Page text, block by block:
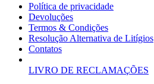
Política de privacidade
Devoluções
Termos & Condições
Resolução Alternativa de Litígios
Contatos
LIVRO DE RECLAMAÇÕES